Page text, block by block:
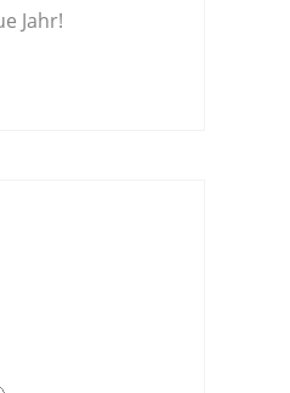
Jahr!